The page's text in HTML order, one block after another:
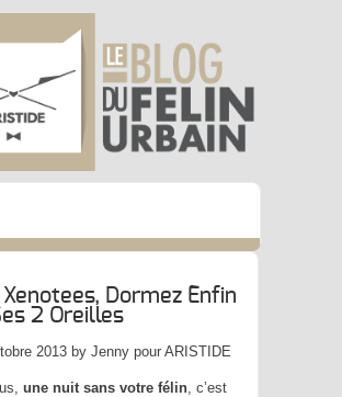
Dormez Enfin
2 Oreilles
2013 by Jenny pour ARISTIDE
une nuit sans votre félin , c’est